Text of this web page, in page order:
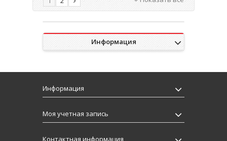
Информация
Информация
Моя учетная запись
Контактная информация